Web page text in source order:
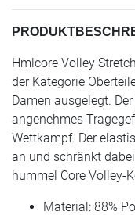
Hmlcore Volley
der Kategorie
Damen ausgelegt.
angenehmes
Wettkampf. Der
an und schränkt
hummel Core Volley-
Material: 88%